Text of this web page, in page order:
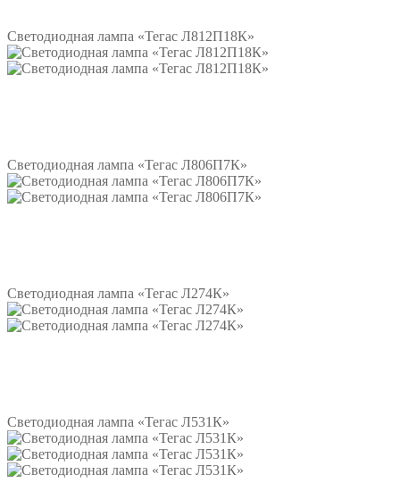
Светодиодная лампа «Тегас Л812П18К»
Светодиодная лампа «Тегас Л806П7К»
Светодиодная лампа «Тегас Л274К»
Светодиодная лампа «Тегас Л531К»